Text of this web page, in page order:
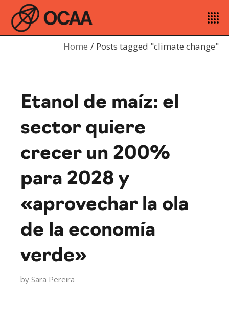
Home Posts tagged "climate change"
Etanol de maíz: el
sector quiere
crecer un 200%
para 2028 y
«aprovechar la ola
de la economía
verde»
by Sara Pereira